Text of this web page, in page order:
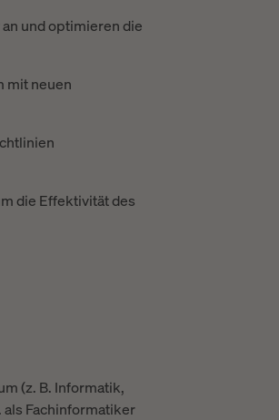
und optimieren die
mit neuen
die Effektivität des
(z. B. Informatik,
Fachinformatiker